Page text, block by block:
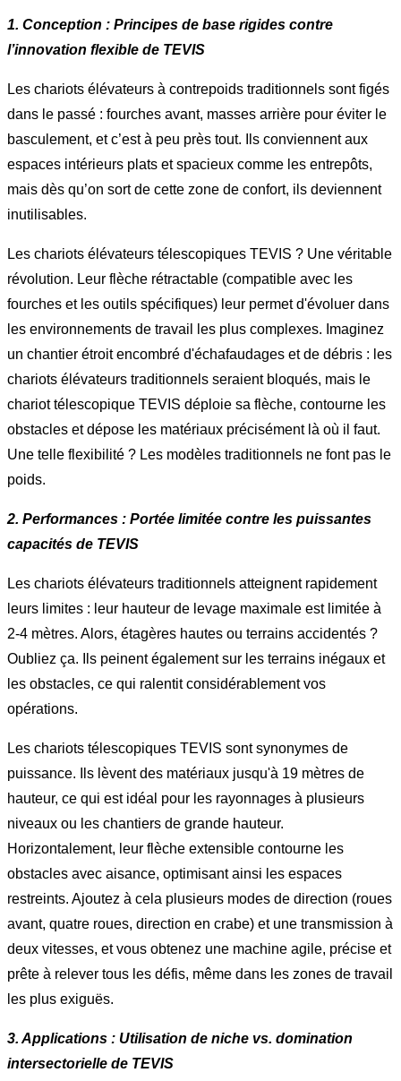
1. Conception : Principes de base rigides contre
l’innovation flexible de TEVIS
Les chariots élévateurs à contrepoids traditionnels sont figés
dans le passé : fourches avant, masses arrière pour éviter le
basculement, et c’est à peu près tout. Ils conviennent aux
espaces intérieurs plats et spacieux comme les entrepôts,
mais dès qu’on sort de cette zone de confort, ils deviennent
inutilisables.
Les chariots élévateurs télescopiques TEVIS ? Une véritable
révolution. Leur flèche rétractable (compatible avec les
fourches et les outils spécifiques) leur permet d'évoluer dans
les environnements de travail les plus complexes. Imaginez
un chantier étroit encombré d'échafaudages et de débris : les
chariots élévateurs traditionnels seraient bloqués, mais le
chariot télescopique TEVIS déploie sa flèche, contourne les
obstacles et dépose les matériaux précisément là où il faut.
Une telle flexibilité ? Les modèles traditionnels ne font pas le
poids.
2. Performances : Portée limitée contre les puissantes
capacités de TEVIS
Les chariots élévateurs traditionnels atteignent rapidement
leurs limites : leur hauteur de levage maximale est limitée à
2-4 mètres. Alors, étagères hautes ou terrains accidentés ?
Oubliez ça. Ils peinent également sur les terrains inégaux et
les obstacles, ce qui ralentit considérablement vos
opérations.
Les chariots télescopiques TEVIS sont synonymes de
puissance. Ils lèvent des matériaux jusqu'à 19 mètres de
hauteur, ce qui est idéal pour les rayonnages à plusieurs
niveaux ou les chantiers de grande hauteur.
Horizontalement, leur flèche extensible contourne les
obstacles avec aisance, optimisant ainsi les espaces
restreints. Ajoutez à cela plusieurs modes de direction (roues
avant, quatre roues, direction en crabe) et une transmission à
deux vitesses, et vous obtenez une machine agile, précise et
prête à relever tous les défis, même dans les zones de travail
les plus exiguës.
3. Applications : Utilisation de niche vs. domination
intersectorielle de TEVIS